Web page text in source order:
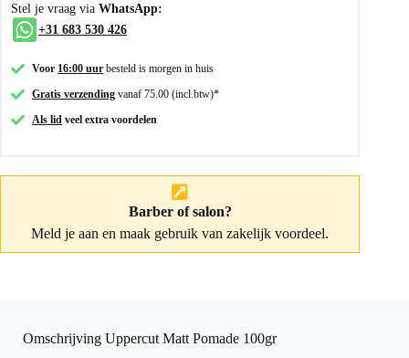
Stel je vraag via WhatsApp:
+31 683 530 426
Voor 16:00 uur besteld is morgen in huis
Gratis verzending vanaf 75.00 (incl.btw)*
Als lid veel extra voordelen
Barber of salon?
Meld je aan en maak gebruik van zakelijk voordeel.
Omschrijving Uppercut Matt Pomade 100gr